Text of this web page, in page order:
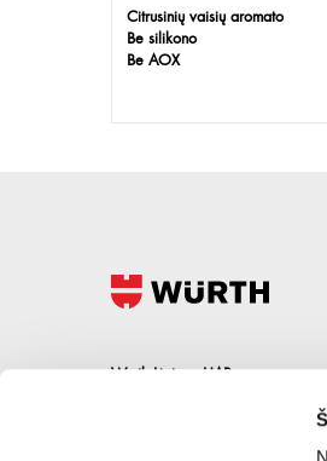
Citrusinių vaisių aromato
Be silikono
Be AOX
Wurth Lietuva UAB
Lietuva